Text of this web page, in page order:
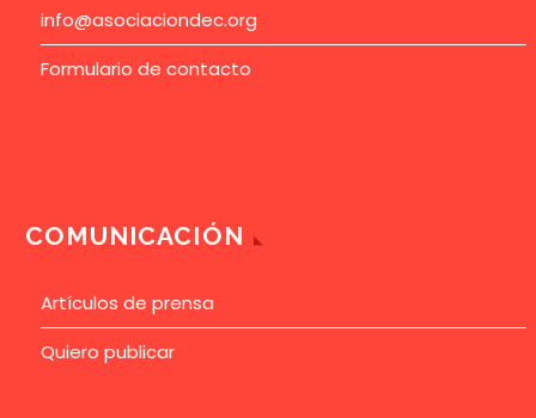
info@asociaciondec.org
Formulario de contacto
COMUNICACIÓN
Artículos de prensa
Quiero publicar